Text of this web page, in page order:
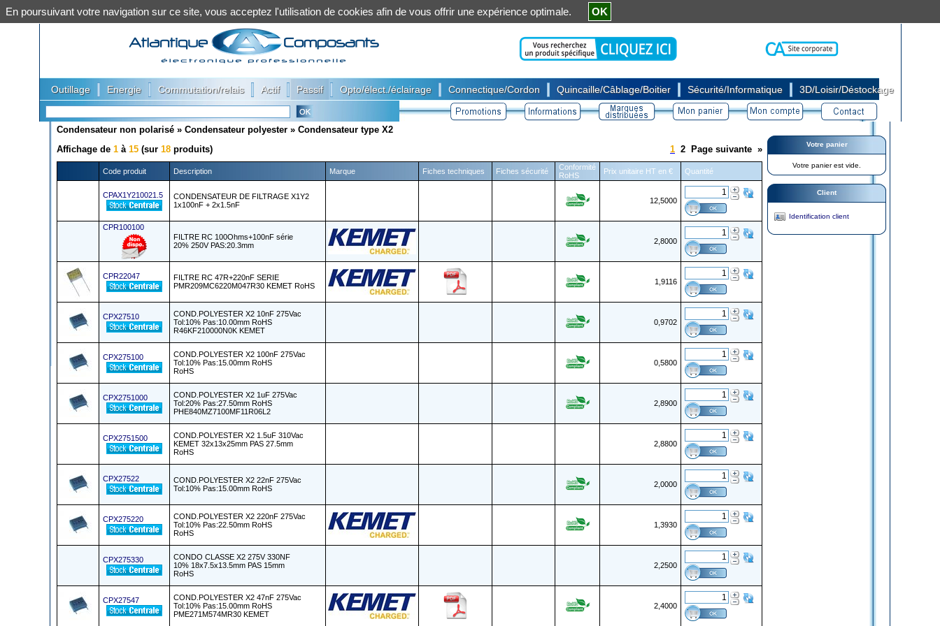
Outillage Energie Commutation/relais Actif Passif Opto/élect./éclairage Connectique/Cordon Quincaille/Câblage/Boitier Sécurité/Informatique 3D/Loisir/Déstockage
Condensateur non polarisé » Condensateur polyester » Condensateur type X2
Affichage de 1 à 15 (sur 18 produits) 1 2 Page suivante »
Code produit Description Marque Fiches techniques Fiches sécurité
Conformité
RoHS
Prix unitaire HT en € Quantité
CPAX1Y210021.5
CONDENSATEUR DE FILTRAGE X1Y2
1x100nF + 2x1.5nF
12,5000
CPR100100
FILTRE RC 100Ohms+100nF série
20% 250V PAS:20.3mm
2,8000
CPR22047
FILTRE RC 47R+220nF SERIE
PMR209MC6220M047R30 KEMET RoHS
1,9116
CPX27510
COND.POLYESTER X2 10nF 275Vac
Tol:10% Pas:10.00mm RoHS
R46KF210000N0K KEMET
0,9702
CPX275100
COND.POLYESTER X2 100nF 275Vac
Tol:10% Pas:15.00mm RoHS
RoHS
0,5800
CPX2751000
COND.POLYESTER X2 1uF 275Vac
Tol:20% Pas:27.50mm RoHS
PHE840MZ7100MF11R06L2
2,8900
CPX2751500
COND.POLYESTER X2 1.5uF 310Vac
KEMET 32x13x25mm PAS 27.5mm
RoHS
2,8800
CPX27522
COND.POLYESTER X2 22nF 275Vac
Tol:10% Pas:15.00mm RoHS
2,0000
CPX275220
COND.POLYESTER X2 220nF 275Vac
Tol:10% Pas:22.50mm RoHS
RoHS
1,3930
CPX275330
CONDO CLASSE X2 275V 330NF
10% 18x7.5x13.5mm PAS 15mm
RoHS
2,2500
CPX27547
COND.POLYESTER X2 47nF 275Vac
Tol:10% Pas:15.00mm RoHS
PME271M574MR30 KEMET
2,4000
Votre panier
Votre panier est vide.
Client
Identification client
En poursuivant votre navigation sur ce site, vous acceptez l'utilisation de cookies afin de vous offrir une expérience optimale. OK